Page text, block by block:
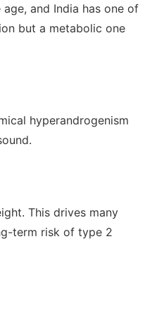
and India has one of
but a metabolic one
hyperandrogenism
This drives many
term risk of type 2